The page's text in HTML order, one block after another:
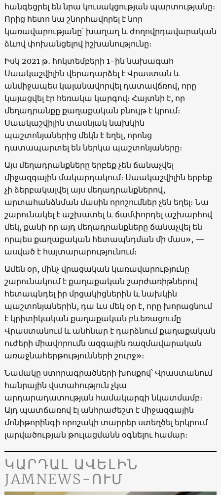
հանգեցրել են նրա կուսակցության պարտությանը։
Որից հետո նա շնորհավորել է նոր
կառավարությանը՝ խաղաղ և ժողովրդավարական
ձևով փոխանցելով իշխանությունը։
Իսկ 2021 թ․ հոկտեմբերի 1-ին նախագահ
Սաակաշվիլին վերադարձել է Վրաստան և
անմիջապես կալանավորվել դատավճռով, որը
կայացվել էր հեռակա կարգով։ Հայտնի է, որ
մեղադրանքը քաղաքական բնույթ է կրում։
Սաակաշվիլին տասնյակ նախկին
պաշտոնյաներից մեկն է եղել, որոնց
դատապարտել են ներկա պաշտոնյաները։
Այս մեղադրանքները երբեք չեն ճանաչվել
միջազգային մակարդակում։ Սաակաշվիլին երբեք
չի ձերբակալվել այս մեղադրանքներով,
արտահանձնման մասին որոշումներ չեն եղել։ Նա
շարունակել է աշխատել և ճամփորդել աշխարհով
մեկ, քանի որ այդ մեղադրանքները ճանաչվել են
որպես քաղաքական հետապնդման մի մաս», —
ասված է հայտարարությունում։
Ամեն օր, մինչ վրացական կառավարությունը
շարունակում է քաղաքական շարժառիթներով
հետապնդել իր մրցակիցներին և նախկին
պաշտոնյաներին, դա ևս մեկ օր է, որը խորացնում
է կրիտիկական քաղաքական բևեռացումը
Վրաստանում և անհնար է դարձնում քաղաքական
ուժերի միավորումն ազգային ռազմավարական
առաջնահերթությունների շուրջ»։
Նամակը ստորագրածների խոսքով՝ Վրաստանում
հանրային վստահություն չկա
արդարադատության համակարգի նկատմամբ։
Այդ պատճառով էլ անհրաժեշտ է միջազգային
մոնիթորինգի որոշակի տարրեր ստեղծել երկրում
լարվածության թուլացմանն օգնելու համար։
ԿԱՐԴԱԼ ԱՎԵԼԻՆ
JAMNEWS-ՈՒՄ